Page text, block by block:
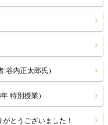
谷内正太郎氏）
特別授業）
とうございました！